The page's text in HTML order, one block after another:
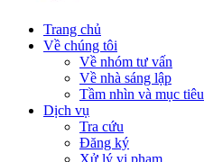
Trang chủ
Về chúng tôi
Về nhóm tư vấn
Về nhà sáng lập
Tầm nhìn và mục tiêu
Dịch vụ
Tra cứu
Đăng ký
Xử lý vi phạm